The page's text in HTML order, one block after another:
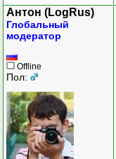
Антон (LogRus)
Глобальный
модератор
Offline
Пол: